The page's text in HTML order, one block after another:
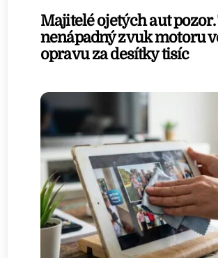
Majitelé ojetých aut pozor.
nenápadný zvuk motoru
opravu za desítky tisíc